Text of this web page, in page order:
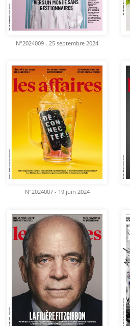
N°2024009 - 25 septembre 2024
N°2024007 - 19 juin 2024